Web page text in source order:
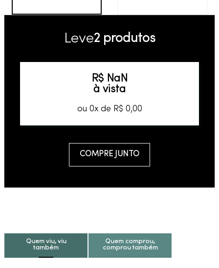
Leve2 produtos
R$ NaN
à vista
ou 0x de R$ 0,00
COMPRE JUNTO
Quem viu, viu
também
Quem comprou,
comprou também